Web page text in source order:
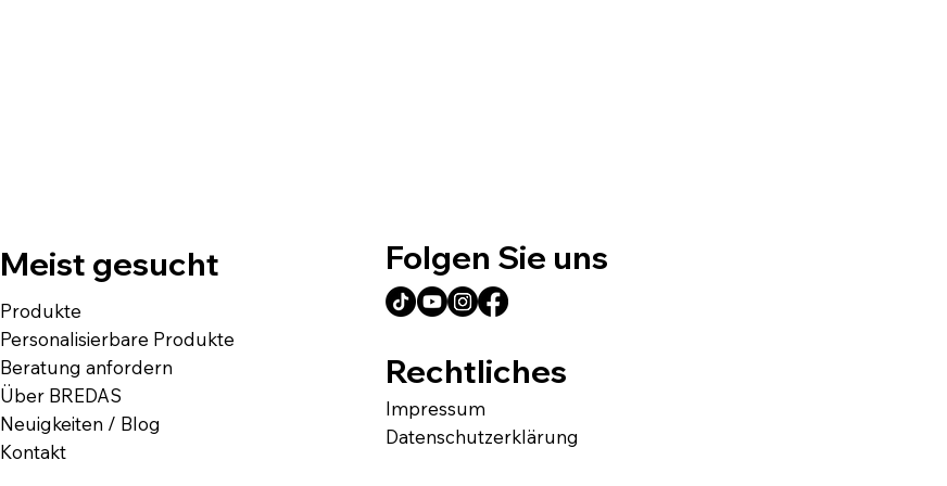
Meist gesucht
Produkte
Personalisierbare Produkte
Beratung anfordern
Über BREDAS
Neuigkeiten / Blog
Kontakt
Folgen Sie uns
Rechtliches
Impressum
Datenschutzerklärung